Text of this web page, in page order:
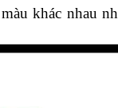
màu khác nhau